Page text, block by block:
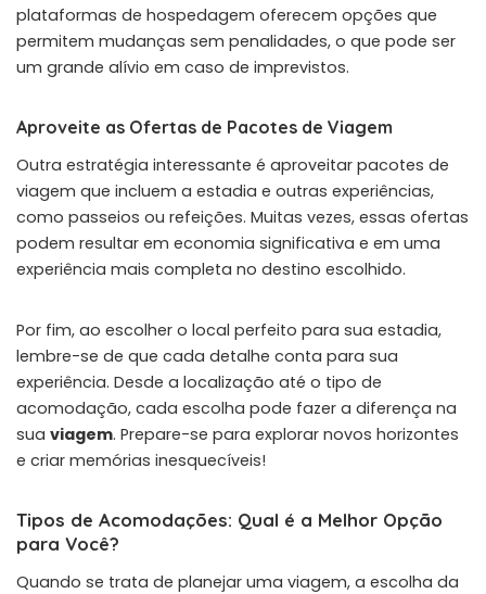
plataformas de hospedagem oferecem opções que
permitem mudanças sem penalidades, o que pode ser
um grande alívio em caso de imprevistos.
Aproveite as Ofertas de Pacotes de Viagem
Outra estratégia interessante é aproveitar pacotes de
viagem que incluem a estadia e outras experiências,
como passeios ou refeições. Muitas vezes, essas ofertas
podem resultar em economia significativa e em uma
experiência mais completa no destino escolhido.
Por fim, ao escolher o local perfeito para sua estadia,
lembre-se de que cada detalhe conta para sua
experiência. Desde a localização até o tipo de
acomodação, cada escolha pode fazer a diferença na
sua viagem. Prepare-se para explorar novos horizontes
e criar memórias inesquecíveis!
Tipos de Acomodações: Qual é a Melhor Opção
para Você?
Quando se trata de planejar uma viagem, a escolha da